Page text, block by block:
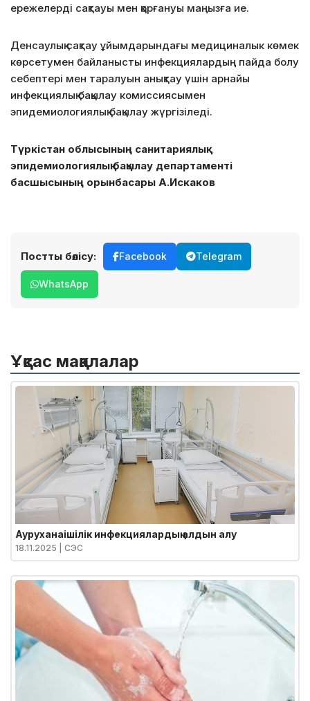
ережелерді сақтауы мен қорғануы маңызға ие.
Денсаулық сақтау ұйымдарындағы медициналык көмек
көрсетумен байланысты инфекциялардың пайда болу
себептері мен таралуын анықтау үшін арнайы
инфекциялық бақылау комиссиясымен
эпидемиологиялық бақылау жүргізіледі.
Түркістан облысының санитариялық-
эпидемиологиялық бақылау департаменті
басшысының орынбасары А.Искаков
Постты бөлісу: Facebook Telegram
WhatsApp
Ұқсас мақалалар
Ауруханаішілік инфекциялардың алдын алу
18.11.2025 | СЭС